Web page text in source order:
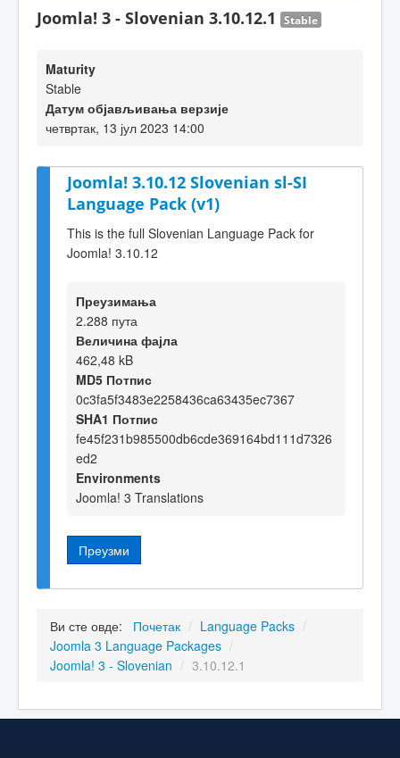
Joomla! 3 - Slovenian 3.10.12.1 Stable
Maturity
Stable
Датум објављивања верзије
четвртак, 13 јул 2023 14:00
Joomla! 3.10.12 Slovenian sl-SI
Language Pack (v1)
This is the full Slovenian Language Pack for
Joomla! 3.10.12
Преузимања
2.288 пута
Величина фајла
462,48 kB
MD5 Потпис
0c3fa5f3483e2258436ca63435ec7367
SHA1 Потпис
fe45f231b985500db6cde369164bd111d7326
ed2
Environments
Joomla! 3 Translations
Преузми
Ви сте овде: Почетак / Language Packs /
Joomla 3 Language Packages /
Joomla! 3 - Slovenian / 3.10.12.1